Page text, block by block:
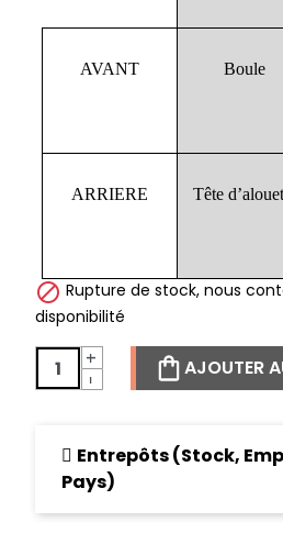
AVANT Boule
ARRIERE Tête
 Rupture de stock, nous
disponibilité
-
+ AJOUTER
Entrepôts (Stock,
Pays)